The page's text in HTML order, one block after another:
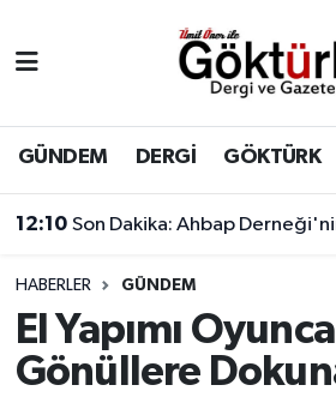
GÜNDEM DERGİ GÖKTÜRK
12:10 Son Dakika: Ahbap Derneği'nin
HABERLER GÜNDEM
El Yapımı
Gönüllere
BİLİM
DERGİ
DÜNYA
EĞİTİM
Eyüpsultan Hava Durumu
Eyüpsultan Trafik Yoğunluk
Süper Lig Puan Durumu ve
Tüm Manşetler
Son Dakika Haberleri